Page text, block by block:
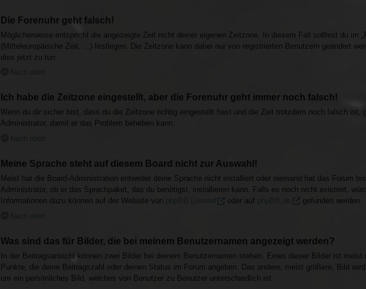
Die Forenuhr geht falsch!
Möglicherweise entspricht die angezeigte Zeit nicht deiner eigenen Zeitzone. In diesem Fall solltest du im
(Mitteleuropäische Zeit, ...) festlegen. Die Zeitzone kann dabei nur von registrierten Benutzern geändert
dies jetzt zu tun.
Nach oben
Ich habe die Zeitzone eingestellt, aber die Forenuhr geht immer noch falsch!
Wenn du dir sicher bist, dass du die Zeitzone richtig eingestellt hast und die Zeit trotzdem noch falsch
Administrator, damit er das Problem beheben kann.
Nach oben
Meine Sprache steht auf diesem Board nicht zur Auswahl!
Meist hat die Board-Administration entweder deine Sprache nicht installiert oder niemand hat das Forum
Administrator, ob er das Sprachpaket, das du benötigst, installieren kann. Falls es noch nicht existiert,
Informationen dazu können auf der Website von
oder auf gefunden werden.
Nach oben
Was sind das für Bilder, die bei meinem Benutzernamen angezeigt werden?
In der Beitragsansicht können zwei Bilder bei deinem Benutzernamen stehen. Eines dieser Bilder ist
Punkte, die deine Beitragszahl oder deinen Status im Forum angeben. Das andere, meist größere, Bild
um ein persönliches Bild, welches von Benutzer zu Benutzer unterschiedlich ist.